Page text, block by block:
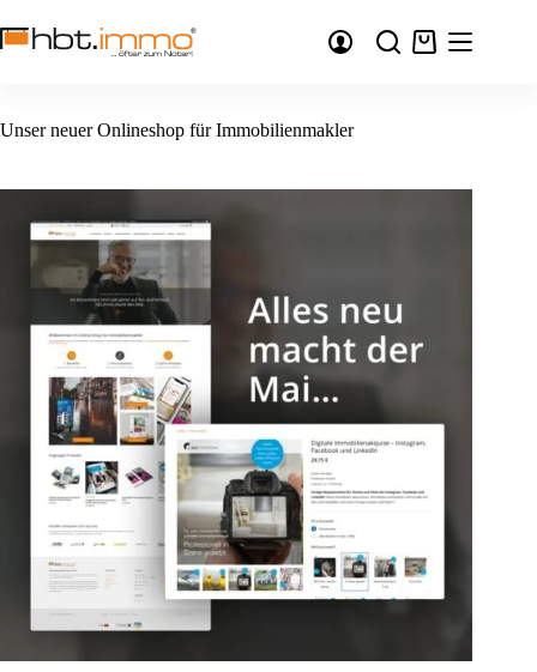
Inhalt
springen
Warenkorb
Unser neuer Onlineshop für Immobilienmakler